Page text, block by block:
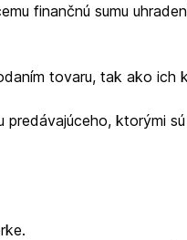
finančnú sumu
tovaru, tak ako ich
ktorými